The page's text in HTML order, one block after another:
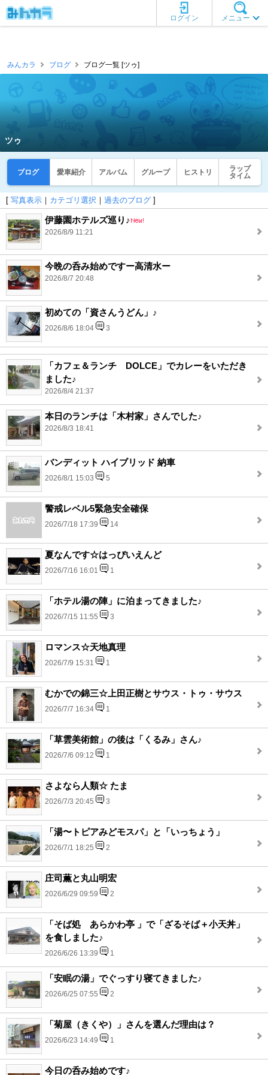
メニュー
ログイン
みんカラ ブログ ブログ一覧 [ツゥ]
ツゥ
ブログ 愛車紹介 アルバム グループ ヒストリ
ラップ
タイム
[ 写真表示 ｜ カテゴリ選択 ｜ 過去のブログ ]
伊藤園ホテルズ巡り♪
2026/8/9 11:21
今晩の呑み始めですー高清水ー
2026/8/7 20:48
初めての「資さんうどん」♪
2026/8/6 18:04 3
「カフェ＆ランチ DOLCE」でカレーをいただき
ました♪
2026/8/4 21:37
本日のランチは「木村家」さんでした♪
2026/8/3 18:41
バンディット ハイブリッド 納車
2026/8/1 15:03 5
警戒レベル5緊急安全確保
2026/7/18 17:39 14
夏なんです☆はっぴいえんど
2026/7/16 16:01 1
「ホテル湯の陣」に泊まってきました♪
2026/7/15 11:55 3
ロマンス☆天地真理
2026/7/9 15:31 1
むかでの錦三☆上田正樹とサウス・トゥ・サウス
2026/7/7 16:34 1
「草雲美術館」の後は「くるみ」さん♪
2026/7/6 09:12 1
さよなら人類☆ たま
2026/7/3 20:45 3
「湯〜トピアみどモスパ」と「いっちょう」
2026/7/1 18:25 2
庄司薫と丸山明宏
2026/6/29 09:59 2
「そば処 あらかわ亭 」で「ざるそば＋小天丼」
を食しました♪
2026/6/26 13:39 1
「安眠の湯」でぐっすり寝てきました♪
2026/6/25 07:55 2
「菊屋（きくや）」さんを選んだ理由は？
2026/6/23 14:49 1
今日の呑み始めです♪